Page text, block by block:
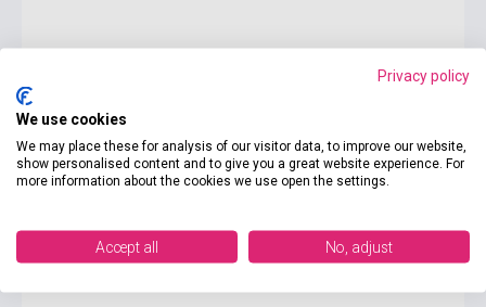
Privacy policy
We use cookies
We may place these for analysis of our visitor data, to improve our website,
show personalised content and to give you a great website experience. For
more information about the cookies we use open the settings.
Accept all No, adjust